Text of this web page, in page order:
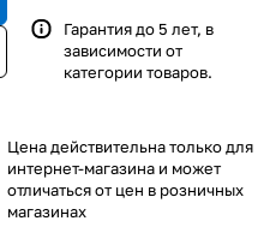
Гарантия до 5 лет, в
зависимости от
категории товаров.
Цена действительна только для
интернет-магазина и может
отличаться от цен в розничных
магазинах